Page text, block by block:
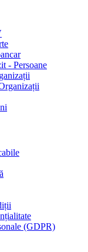
- Persoane
(GDPR)